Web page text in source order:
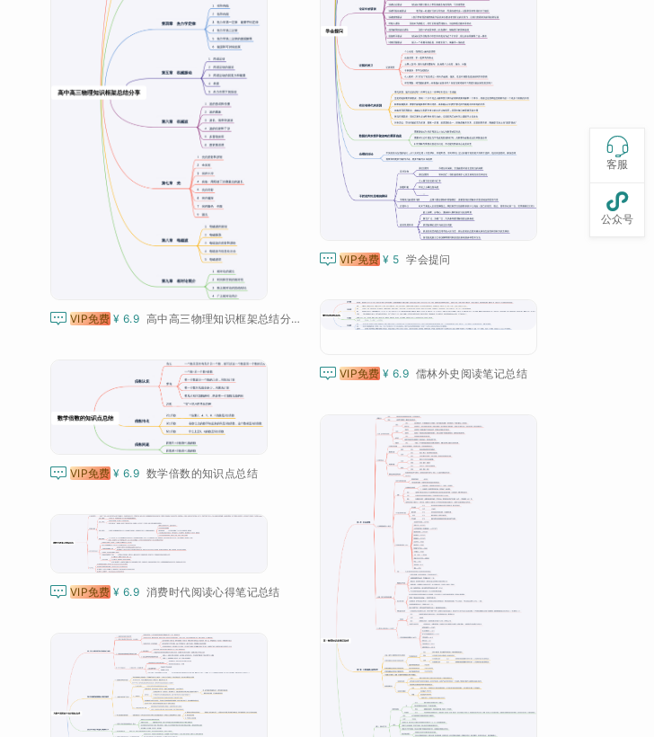
 VIP免费 ¥ 5 学会提问
 VIP免费 ¥ 6.9 高中高三物理知识框架总结分享
 VIP免费 ¥ 6.9 儒林外史阅读笔记总结
 VIP免费 ¥ 6.9 数学倍数的知识点总结
 VIP免费 ¥ 6.9 消费时代阅读心得笔记总结

客服

公众号